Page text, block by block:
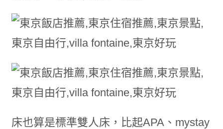
床也算是標準雙人床，比起APA、mystay